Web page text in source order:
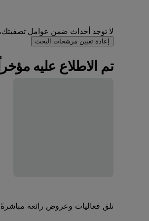
لا توجد أحداث ضمن عوامل تصفيتك،
إعادة تعيين مرشحات البحث
تم الاطلاع عليه مؤخراً
تلق فعاليات وعروض رائعة مباشرةً